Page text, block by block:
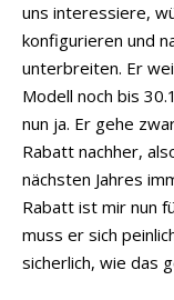
uns interessiere,
konfigurieren und
unterbreiten. Er
Modell noch bis
nun ja. Er gehe
Rabatt nachher,
nächsten Jahres
Rabatt ist mir nun
muss er sich
sicherlich, wie das